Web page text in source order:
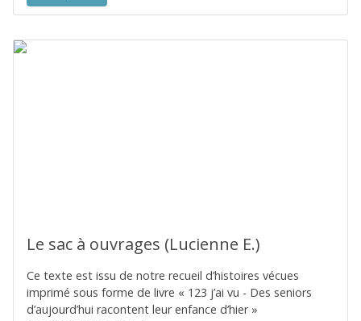
Le sac à ouvrages (Lucienne E.)
Ce texte est issu de notre recueil d’histoires vécues
imprimé sous forme de livre « 123 j’ai vu - Des seniors
d’aujourd’hui racontent leur enfance d’hier »